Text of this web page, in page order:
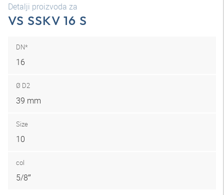
Detalji proizvoda za
VS SSKV 16 S
DN*
16
Ø D2
39 mm
Size
10
col
5/8″